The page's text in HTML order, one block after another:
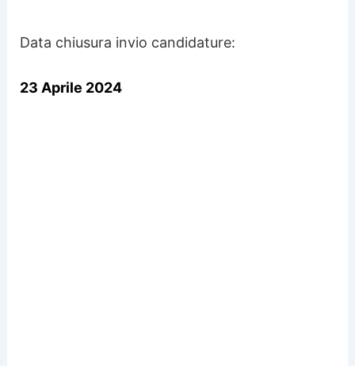
Data chiusura invio candidature:
23 Aprile 2024